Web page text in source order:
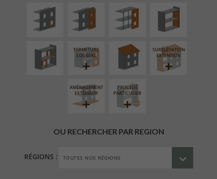
RÉAMÉNAGEMENT
INTÉRIEUR
FERMETURE
LOGGIAS
RÉFECTION DES
TOITURES
SURÉLÉVATION
EXTENSION
AMÉNAGEMENT
EXTÉRIEUR
PROCÉDÉ
PARTICULIER
OU RECHERCHER PAR REGION
RÉGIONS :